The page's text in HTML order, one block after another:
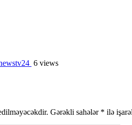
6 views
Gərəkli sahələr * ilə